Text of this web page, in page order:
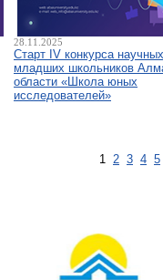
28.11.2025
Старт IV конкурса
младших школьников
области «Школа юных
исследователей»
1 2 3 4 5